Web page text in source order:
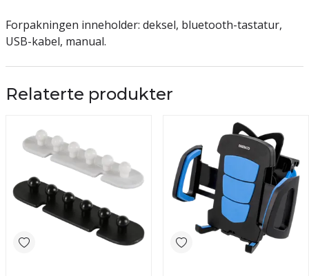
Forpakningen inneholder: deksel, bluetooth-tastatur,
USB-kabel, manual.
Relaterte produkter